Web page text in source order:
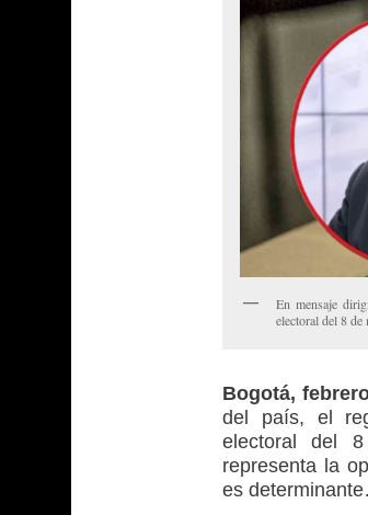
En mensaje
electoral del 8
Bogotá,
del país, el
electoral del
representa la
es